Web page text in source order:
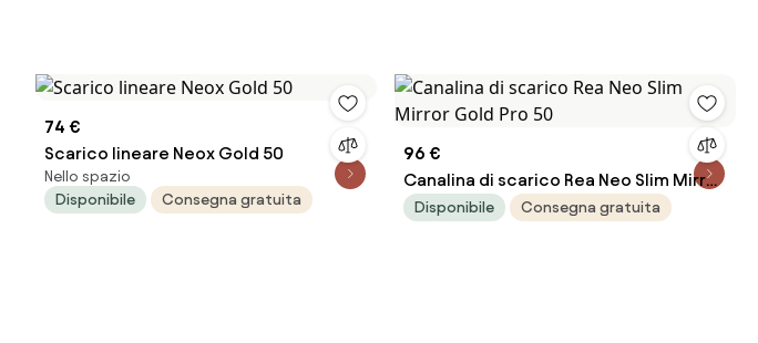
74 €
Scarico lineare Neox Gold 50
Nello spazio
Disponibile
Consegna gratuita
96 €
Canalina di scarico Rea Neo Slim Mirror
Gold Pro 50
Disponibile Consegna gratuita